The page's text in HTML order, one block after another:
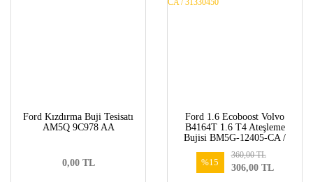
Ford Kızdırma Buji Tesisatı
AM5Q 9C978 AA
0,00 TL
Ford 1.6 Ecoboost Volvo
B4164T 1.6 T4 Ateşleme
Bujisi BM5G-12405-CA /
%15
306,00 TL
360,00 TL